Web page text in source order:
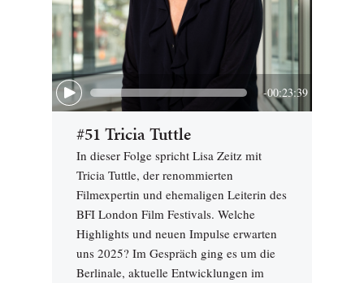
-00:23:39
#51 Tricia Tuttle
In dieser Folge spricht Lisa Zeitz mit
Tricia Tuttle, der renommierten
Filmexpertin und ehemaligen Leiterin des
BFI London Film Festivals. Welche
Highlights und neuen Impulse erwarten
uns 2025? Im Gespräch ging es um die
Berlinale, aktuelle Entwicklungen im